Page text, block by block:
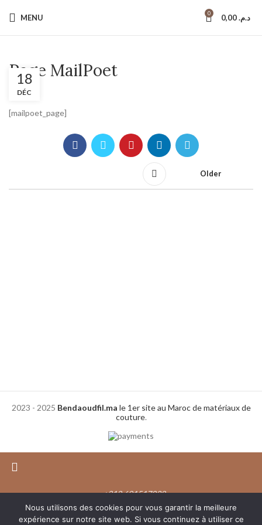
MENU 0 د.م.
Page MailPoet
18
DÉC
[mailpoet_page]
Older
2023 - 2025 Bendaoudfil.ma le 1er site au Maroc de matériaux de
couture.
+212 601517038
Paiement à la livraison
Nous utilisons des cookies pour vous garantir la meilleure
expérience sur notre site web. Si vous continuez à utiliser ce